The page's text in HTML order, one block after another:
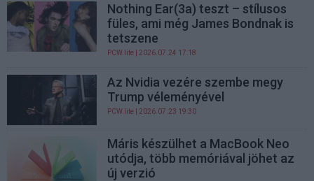
Nothing Ear(3a) teszt – stílusos
füles, ami még James Bondnak is
tetszene
PCW.lite | 2026.07.24 17:18
Az Nvidia vezére szembe megy
Trump véleményével
PCW.lite | 2026.07.23 19:30
Máris készülhet a MacBook Neo
utódja, több memóriával jöhet az
új verzió